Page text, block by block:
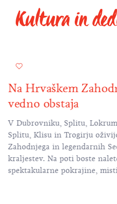
Kultura in
Na Hrvaškem
vedno obstaja
V Dubrovniku, Splitu,
Splitu, Klisu in Trogirju
Zahodnjega in legendarnih
kraljestev. Na poti boste
spektakularne pokrajine,